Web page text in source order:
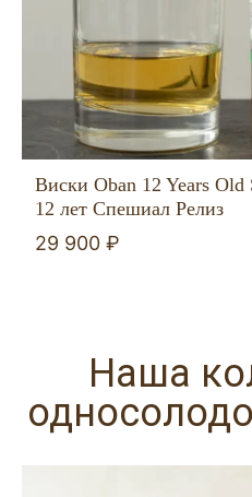
Виски Oban 12 Years Old
12 лет Спешиал Релиз
29 900 ₽
Наша